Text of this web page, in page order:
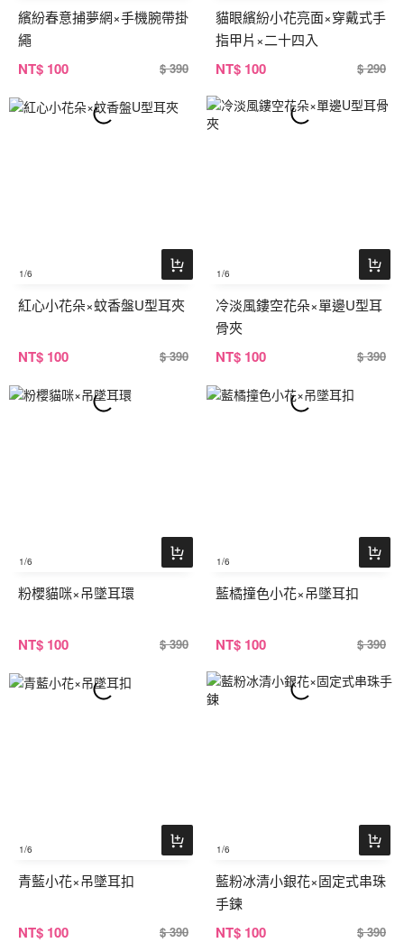
繽紛春意捕夢網×手機腕帶掛
繩
NT$ 100 $ 390
貓眼繽紛小花亮面×穿戴式手
指甲片×二十四入
NT$ 100 $ 290
1/6
紅心小花朵×蚊香盤U型耳夾
NT$ 100 $ 390
1/6
冷淡風鏤空花朵×單邊U型耳
骨夾
NT$ 100 $ 390
1/6
粉櫻貓咪×吊墜耳環
NT$ 100 $ 390
1/6
藍橘撞色小花×吊墜耳扣
NT$ 100 $ 390
1/6
青藍小花×吊墜耳扣
NT$ 100 $ 390
1/6
藍粉冰清小銀花×固定式串珠
手鍊
NT$ 100 $ 390